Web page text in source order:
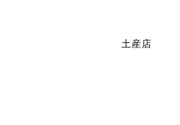
土産店